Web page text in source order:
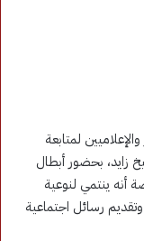
لمتابعة
زايد، بحضور أبطال
أنه ينتمي لنوعية
رسائل اجتماعية